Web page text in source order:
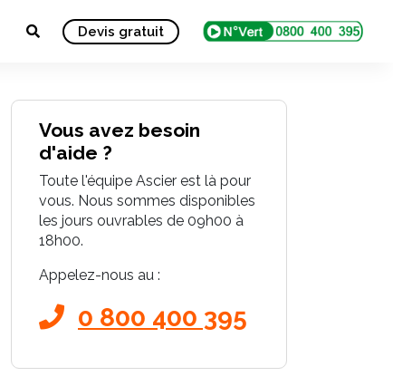
Devis gratuit
Vous avez besoin
d'aide ?
Toute l'équipe Ascier est là pour
vous. Nous sommes disponibles
les jours ouvrables de 09h00 à
18h00.
Appelez-nous au :
0 800 400 395